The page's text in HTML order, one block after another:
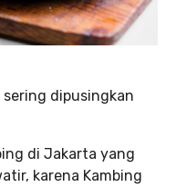
dipusingkan
di Jakarta yang
karena Kambing